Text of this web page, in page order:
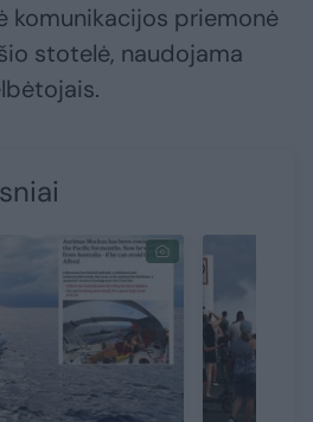
komunikacijos priemonė
stotelė, naudojama